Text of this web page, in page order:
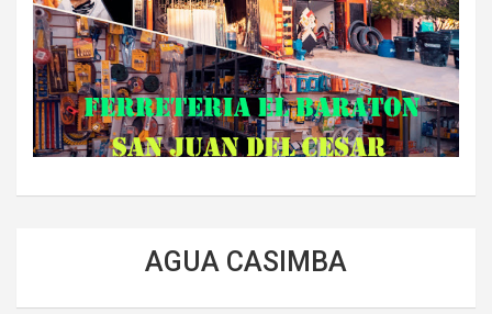
AGUA CASIMBA